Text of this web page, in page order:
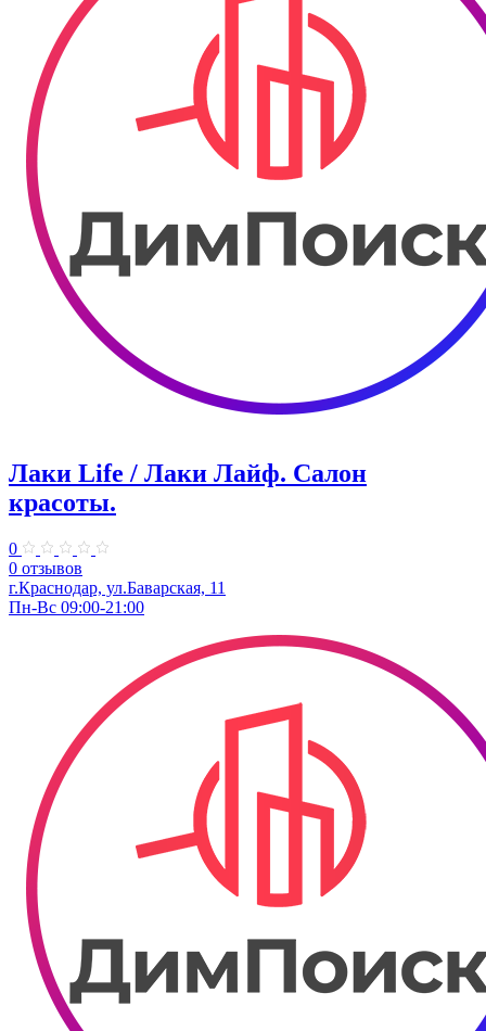
Лаки Life / Лаки Лайф. Салон
красоты.
0
0 отзывов
г.Краснодар, ул.Баварская, 11
Пн-Вс 09:00-21:00